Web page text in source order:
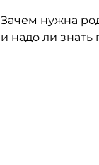
Зачем нужна
и надо ли знать